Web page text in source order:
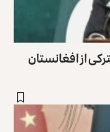
از افغانستان